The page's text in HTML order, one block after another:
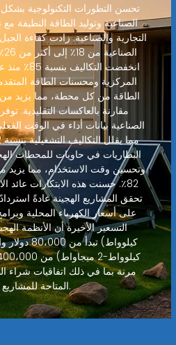
تحسن التطورات التكنولوجية بشكل
الصناعية وتوليد الطاقة النظيفة
التجارية والصناعية. زادت كفاءة
المركزية ومحسنات الطاقة
مقارنة بالعاكسات التقليدية.
الصناعية بيانات أداء في الوقت
البطاريات في حاويات للمحطات
82٪. حسنت هذه الابتكارات عائد
على أسعار الكهرباء المحلية
مرنة بما في ذلك اتفاقيات شراء
المتاحة للمشاريع التجارية.